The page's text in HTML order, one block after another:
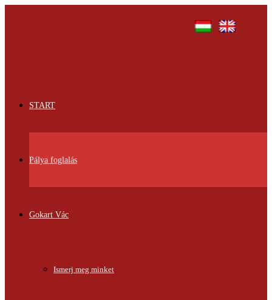
START
Pálya foglalás
Gokart Vác
Ismerj meg minket